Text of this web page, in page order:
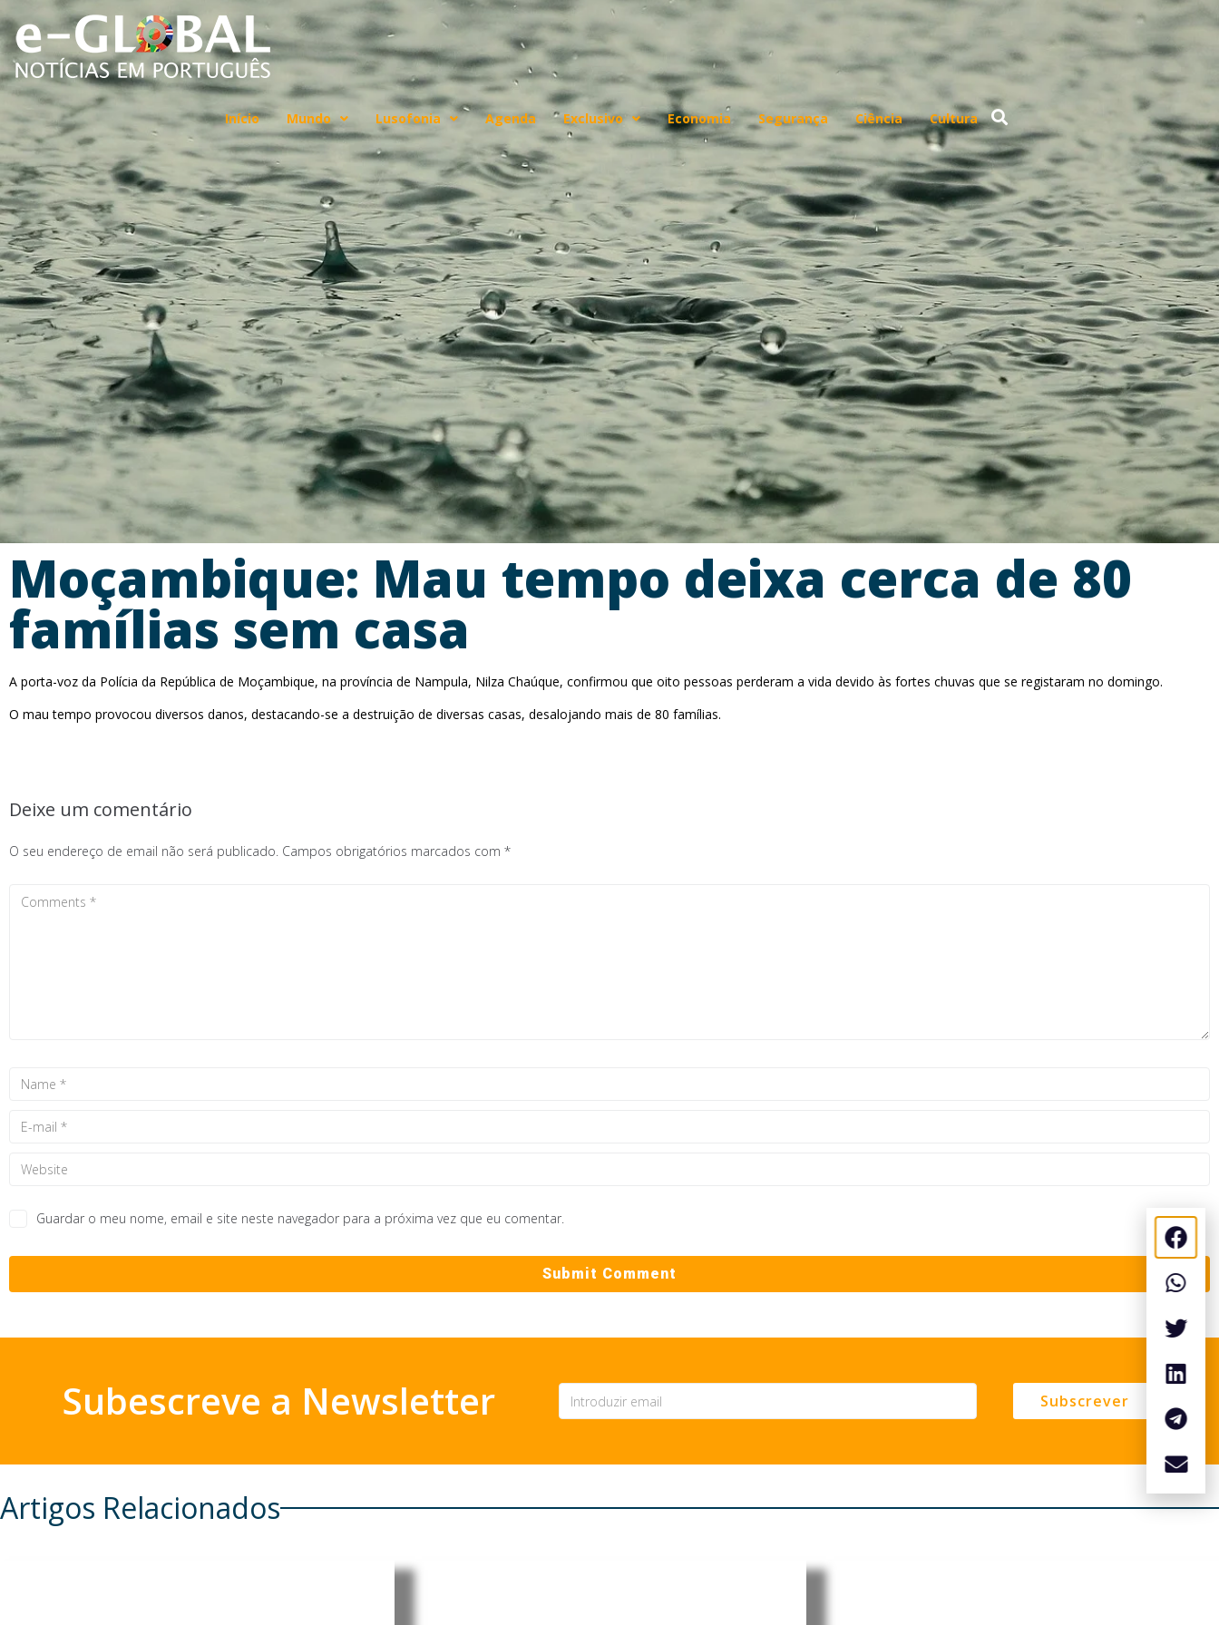
Início Mundo Lusofonia Agenda Exclusivo Economia Segurança Ciência Cultura
Moçambique: Mau tempo deixa cerca de 80
famílias sem casa
A porta-voz da Polícia da República de Moçambique, na província de Nampula, Nilza Chaúque, confirmou que oito pessoas perderam a vida devido às fortes chuvas que se registaram no domingo.
O mau tempo provocou diversos danos, destacando-se a destruição de diversas casas, desalojando mais de 80 famílias.
Deixe um comentário
O seu endereço de email não será publicado. Campos obrigatórios marcados com *
Guardar o meu nome, email e site neste navegador para a próxima vez que eu comentar.
Subescreve a Newsletter Subscrever
Artigos Relacionados